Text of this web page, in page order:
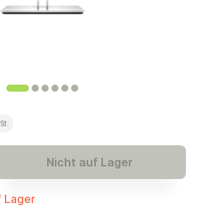
Nicht auf Lager
Lager